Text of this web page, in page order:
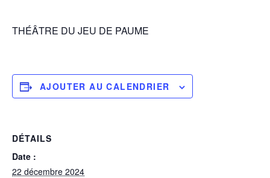
THÉÂTRE DU JEU DE PAUME
AJOUTER AU CALENDRIER
DÉTAILS
Date :
22 décembre 2024